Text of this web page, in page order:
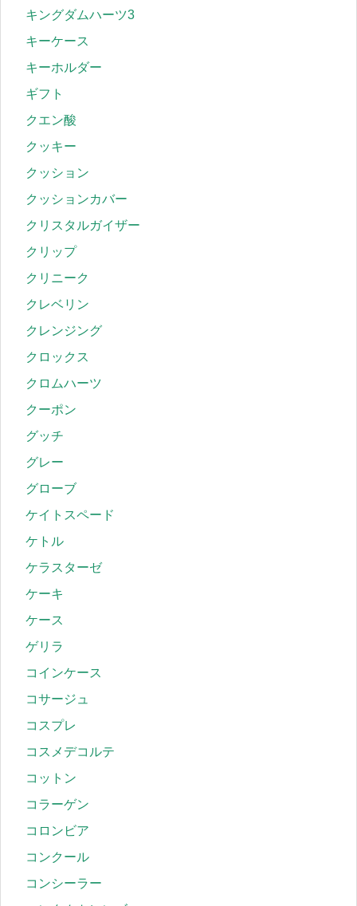
キングダムハーツ3
キーケース
キーホルダー
ギフト
クエン酸
クッキー
クッション
クッションカバー
クリスタルガイザー
クリップ
クリニーク
クレベリン
クレンジング
クロックス
クロムハーツ
クーポン
グッチ
グレー
グローブ
ケイトスペード
ケトル
ケラスターゼ
ケーキ
ケース
ゲリラ
コインケース
コサージュ
コスプレ
コスメデコルテ
コットン
コラーゲン
コロンビア
コンクール
コンシーラー